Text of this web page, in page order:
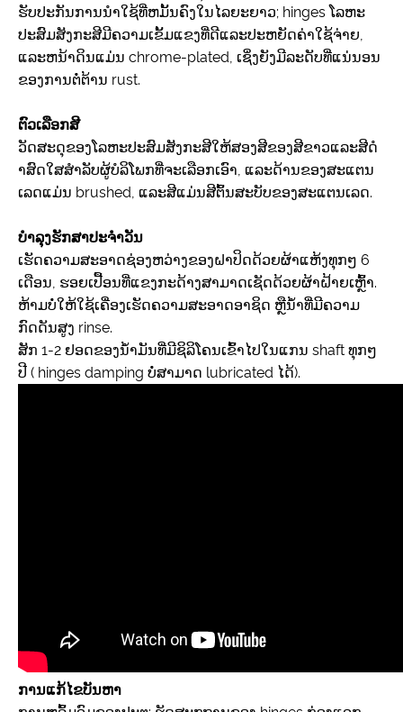
ຮັບປະກັນການນໍາໃຊ້ທີ່ຫມັ້ນຄົງໃນໄລຍະຍາວ; hinges ໂລຫະ
ປະສົມສັງກະສີມີຄວາມເຂັ້ມແຂງທີ່ດີແລະປະຫຍັດຄ່າໃຊ້ຈ່າຍ,
ແລະຫນ້າດິນແມ່ນ chrome-plated, ເຊິ່ງຍັງມີລະດັບທີ່ແນ່ນອນ
ຂອງການຕໍ່ຕ້ານ rust.
ຕົວເລືອກສີ
ວັດສະດຸຂອງໂລຫະປະສົມສັງກະສີໃຫ້ສອງສີຂອງສີຂາວແລະສີດໍ
າສົດໃສສໍາລັບຜູ້ບໍລິໂພກທີ່ຈະເລືອກເອົາ, ແລະດ້ານຂອງສະແຕນ
ເລດແມ່ນ brushed, ແລະສີແມ່ນສີຕົ້ນສະບັບຂອງສະແຕນເລດ.
ບໍາລຸງຮັກສາປະຈໍາວັນ
ເຮັດຄວາມສະອາດຊ່ອງຫວ່າງຂອງຝາປິດດ້ວຍຜ້າແຫ້ງທຸກໆ 6
ເດືອນ, ຮອຍເປື້ອນທີ່ແຂງກະດ້າງສາມາດເຊັດດ້ວຍຜ້າຝ້າຍເຫຼົ້າ.
ຫ້າມບໍ່ໃຫ້ໃຊ້ເຄື່ອງເຮັດຄວາມສະອາດອາຊິດ ຫຼືນໍ້າທີ່ມີຄວາມ
ກົດດັນສູງ rinse.
ສັກ 1-2 ຢອດຂອງນໍ້າມັນທີ່ມີຊິລິໂຄນເຂົ້າໄປໃນແກນ shaft ທຸກໆ
ປີ ( hinges damping ບໍ່ສາມາດ lubricated ໄດ້).
ການແກ້ໄຂບັນຫາ